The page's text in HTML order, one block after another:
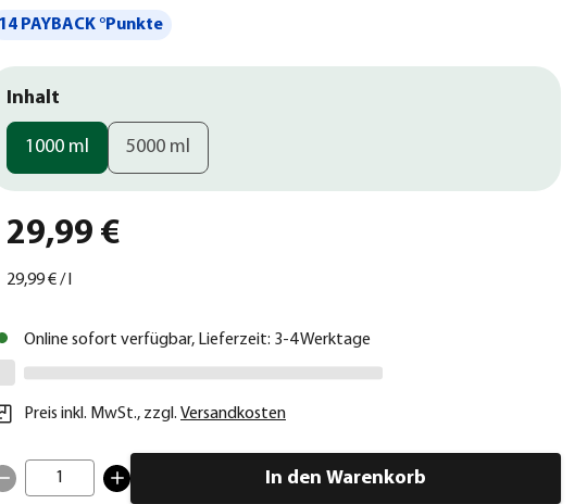
14 PAYBACK °Punkte
Inhalt
1000 ml 5000 ml
29,99 €
29,99 €/
Online sofort verfügbar, Lieferzeit: 3-4 Werktage
Preis inkl. MwSt., zzgl. Versandkosten
1 In den Warenkorb